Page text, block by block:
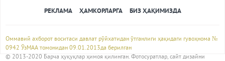
РЕКЛАМА ҲАМКОРЛАРГА БИЗ ҲАҚИМИЗДА
Оммавий ахборот воситаси давлат рўйхатидан ўтганлиги ҳақидаги гувоҳнома №
0942 ЎзМАА томонидан 09.01.2013да берилган
© 2013-2020 Барча ҳуқуқлар ҳимоя қилинган. Фотосуратлар, сайт дизайни